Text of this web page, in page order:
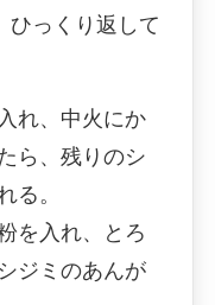
ひっくり返して
れ、中火にか
ら、残りのシ
る。
を入れ、とろ
ジミのあんが